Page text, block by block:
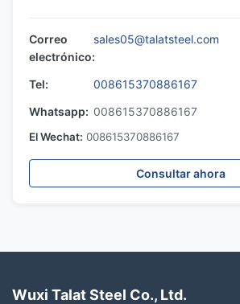
Correo
electrónico:
sales05@talatsteel.com
Tel:
008615370886167
Whatsapp: 008615370886167
El Wechat: 008615370886167
Consultar ahora
Wuxi Talat Steel Co., Ltd.